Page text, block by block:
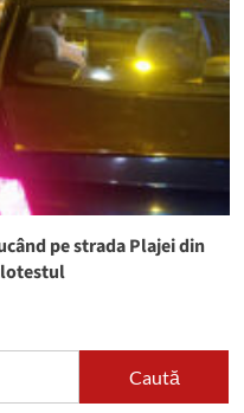
pe strada Plajei din